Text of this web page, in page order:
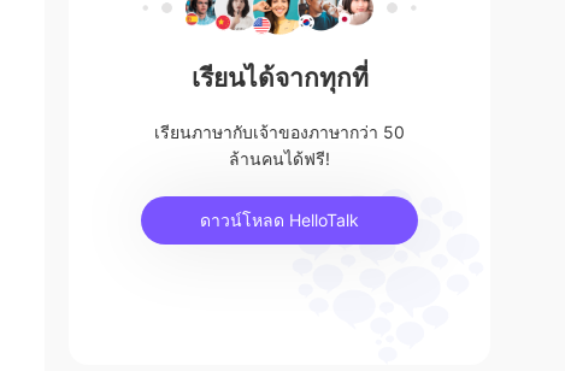
เรียนได้จากทุกที่
เรียนภาษากับเจ้าของภาษากว่า 50
ล้านคนได้ฟรี!
ดาวน์โหลด HelloTalk